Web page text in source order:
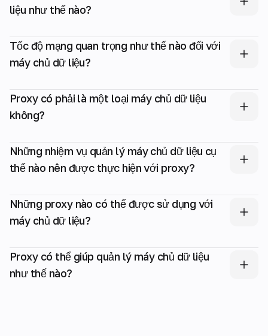
liệu như thế nào?
Tốc độ mạng quan trọng như thế nào đối với
máy chủ dữ liệu?
Proxy có phải là một loại máy chủ dữ liệu
không?
Những nhiệm vụ quản lý máy chủ dữ liệu cụ
thể nào nên được thực hiện với proxy?
Những proxy nào có thể được sử dụng với
máy chủ dữ liệu?
Proxy có thể giúp quản lý máy chủ dữ liệu
như thế nào?